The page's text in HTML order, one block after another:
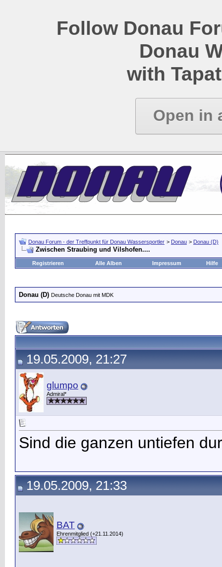
Follow Donau
Donau
with
Open in
Donau Forum - der Treffpunkt für Donau Wassersportler > Donau > Donau (D)
Zwischen Straubing und Vilshofen....
Registrieren Alle Alben Impressum Hilfe
Donau (D) Deutsche Donau mit MDK
19.05.2009, 21:27
glumpo
Admiral*
Sind die ganzen untiefen
19.05.2009, 21:33
BAT
Ehrenmitglied (+21.11.2014)